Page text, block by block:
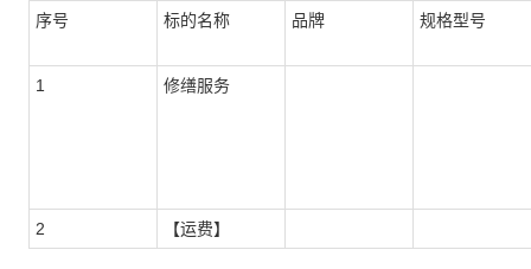
序号 标的名称 品牌 规格型号
1 修缮服务
2 【运费】